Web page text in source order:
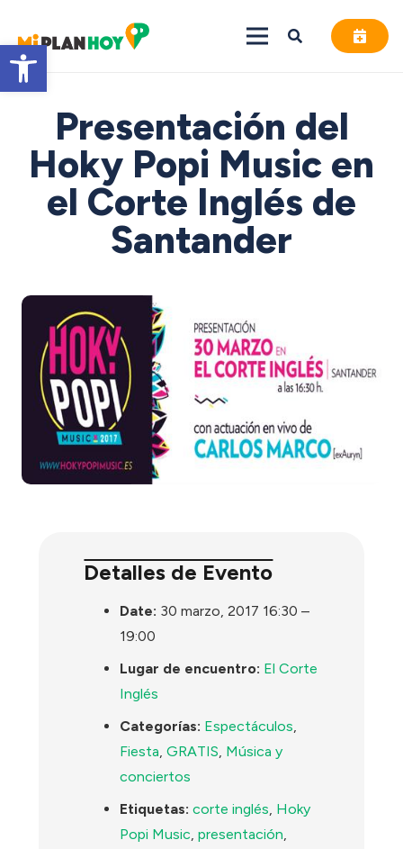
Abrir barra de herramientas
Presentación del
Hoky Popi Music en
el Corte Inglés de
Santander
Detalles de Evento
Date: 30 marzo, 2017 16:30 –
19:00
Lugar de encuentro: El Corte
Inglés
Categorías: Espectáculos,
Fiesta,GRATIS, Música y
conciertos
Etiquetas: corte inglés, Hoky
Popi Music,presentación,